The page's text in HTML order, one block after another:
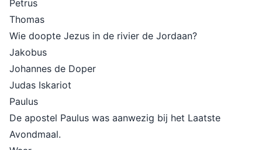
Petrus
Thomas
Wie doopte Jezus in de rivier de Jordaan?
Jakobus
Johannes de Doper
Judas Iskariot
Paulus
De apostel Paulus was aanwezig bij het Laatste
Avondmaal.